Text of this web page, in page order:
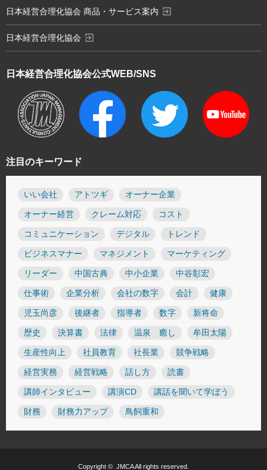
注目のキーワード
いい会社 アトツギ オーナー企業
オーナー経営 クレーム対応 コスト
コミュニケーション デジタル トレンド
ビジネスマナー マネジメント マーケティング
リーダー 中国古典 中小企業 中谷彰宏
仕事術 企業分析 会社の数字 会計 健康
児玉尚彦 後継者 指導者 数字 新将命
歴史 決算書 法律 温泉 癒し 牟田太陽
生産性向上 社員教育 社長業 競争戦略
経営実務 経営戦略 話し方 読書
講師インタビュー 講演CD 講話を聞いて学ぼう
財務 財務力アップ 鳥飼重和
日本経営合理化協会公式WEB/SNS
日本経営合理化協会 商品・サービス案内 exit_to_app
日本経営合理化協会 exit_to_app
Copyright © JMCAAll rights reserved.